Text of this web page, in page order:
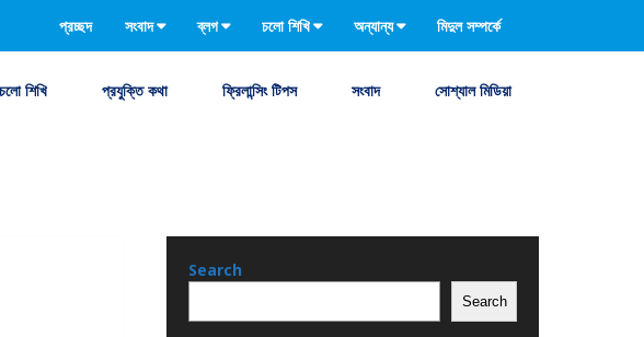
প্রচ্ছদ সংবাদ ব্লগ চলো শিখি অন্যান্য মিদুল সম্পর্কে
চলো শিখি প্রযুক্তি কথা ফ্রিলান্সিং টিপস সংবাদ সোশ্যাল মিডিয়া
Search
Search